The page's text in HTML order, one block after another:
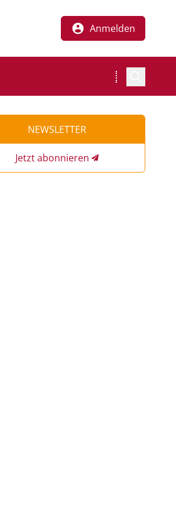
Anmelden
NEWSLETTER
Jetzt abonnieren